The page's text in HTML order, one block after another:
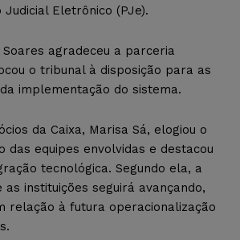
Judicial Eletrônico (PJe).
agradeceu a parceria
o tribunal à disposição para as
implementação do sistema.
da Caixa, Marisa Sá, elogiou o
das equipes envolvidas e destacou
tecnológica. Segundo ela, a
instituições seguirá avançando,
relação à futura operacionalização